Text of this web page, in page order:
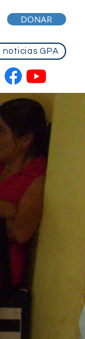
DONAR
noticias GPA